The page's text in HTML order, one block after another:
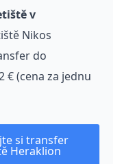
v
Nikos
do
€ (cena za jednu
si transfer
Heraklion